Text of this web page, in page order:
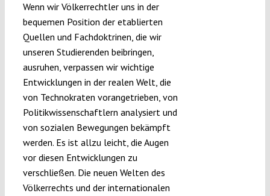
Wenn wir Völkerrechtler uns in der
bequemen Position der etablierten
Quellen und Fachdoktrinen, die wir
unseren Studierenden beibringen,
ausruhen, verpassen wir wichtige
Entwicklungen in der realen Welt, die
von Technokraten vorangetrieben, von
Politikwissenschaftlern analysiert und
von sozialen Bewegungen bekämpft
werden. Es ist allzu leicht, die Augen
vor diesen Entwicklungen zu
verschließen. Die neuen Welten des
Völkerrechts und der internationalen